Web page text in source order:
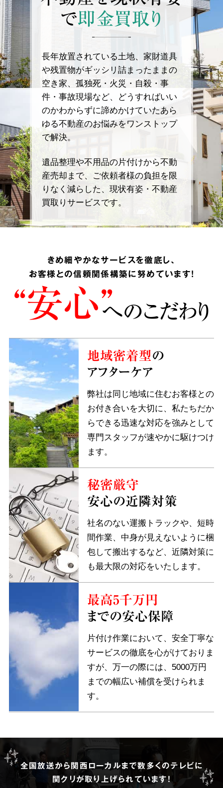
で即金買取り
長年放置されている土地、家財道具
や残置物がギッシリ詰まったままの
空き家、孤独死・火災・自殺・事
件・事故現場など、どうすればいい
のかわからずに諦めかけていたあら
ゆる不動産のお悩みをワンストップ
で解決。
遺品整理や不用品の片付けから不動
産売却まで、ご依頼者様の負担を限
りなく減らした、現状有姿・不動産
買取りサービスです。
きめ細やかなサービスを徹底し、
お客様との信頼関係構築に努めています!
“安心”へのこだわり
地域密着型の
アフターケア
弊社は同じ地域に住むお客様との
お付き合いを大切に、私たちだか
らできる迅速な対応を強みとして
専門スタッフが速やかに駆けつけ
ます。
秘密厳守
安心の近隣対策
社名のない運搬トラックや、短時
間作業、中身が見えないように梱
包して搬出するなど、近隣対策に
も最大限の対応をいたします。
最高5千万円
までの安心保障
片付け作業において、安全丁寧な
サービスの徹底を心がけておりま
すが、万一の際には、5000万円
までの幅広い補償を受けられま
す。
全国放送から関西ローカルまで数多くのテレビに
関クリが取り上げられています!